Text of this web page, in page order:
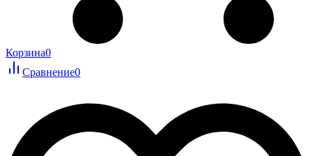
Корзина0
Сравнение0